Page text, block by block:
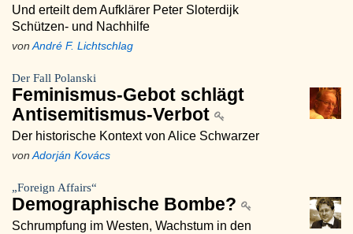
Und erteilt dem Aufklärer Peter Sloterdijk
Schützen- und Nachhilfe
von André F. Lichtschlag
Der Fall Polanski
Feminismus-Gebot schlägt
Antisemitismus-Verbot
Der historische Kontext von Alice Schwarzer
von Adorján Kovács
„Foreign Affairs“
Demographische Bombe?
Schrumpfung im Westen, Wachstum in den